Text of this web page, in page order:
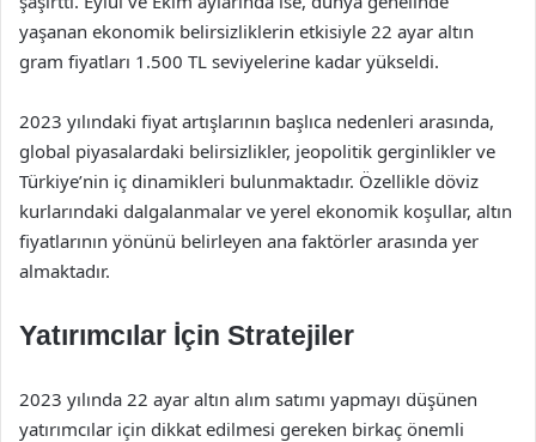
yaşanan ekonomik belirsizliklerin etkisiyle 22 ayar altın
gram fiyatları 1.500 TL seviyelerine kadar yükseldi.
2023 yılındaki fiyat artışlarının başlıca nedenleri arasında,
global piyasalardaki belirsizlikler, jeopolitik gerginlikler ve
Türkiye’nin iç dinamikleri bulunmaktadır. Özellikle döviz
kurlarındaki dalgalanmalar ve yerel ekonomik koşullar, altın
fiyatlarının yönünü belirleyen ana faktörler arasında yer
almaktadır.
Yatırımcılar İçin Stratejiler
2023 yılında 22 ayar altın alım satımı yapmayı düşünen
yatırımcılar için dikkat edilmesi gereken birkaç önemli